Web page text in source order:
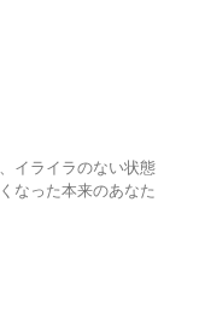
イライラのない状態
なった本来のあなた